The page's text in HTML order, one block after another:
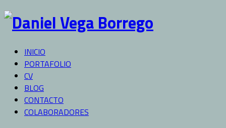
INICIO
PORTAFOLIO
CV
BLOG
CONTACTO
COLABORADORES